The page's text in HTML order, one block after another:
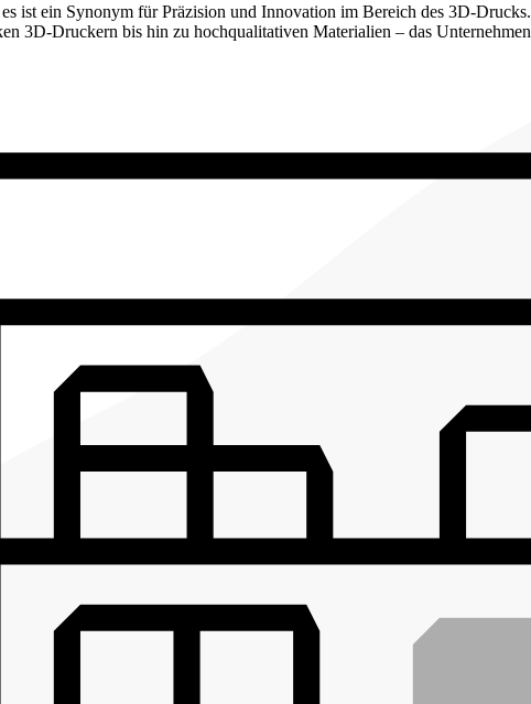
ist ein Synonym für Präzision und Innovation im Bereich des 3D-
3D-Druckern bis hin zu hochqualitativen Materialien – das